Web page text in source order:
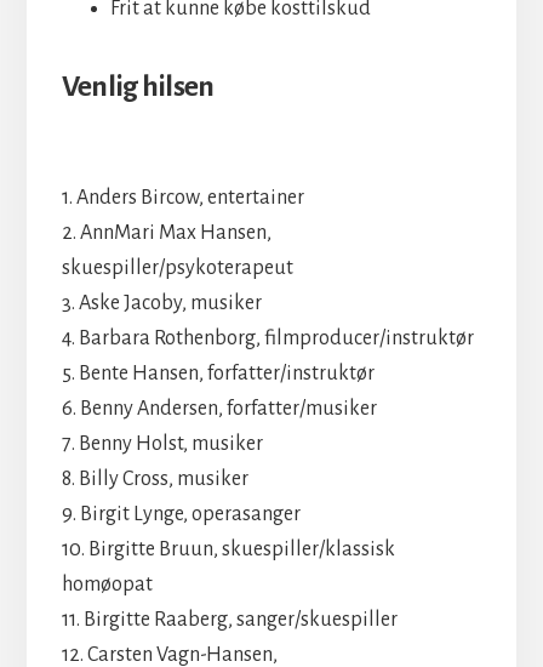
Frit at kunne købe kosttilskud
Venlig hilsen
1. Anders Bircow, entertainer
2. AnnMari Max Hansen,
skuespiller/psykoterapeut
3. Aske Jacoby, musiker
4. Barbara Rothenborg, filmproducer/instruktør
5. Bente Hansen, forfatter/instruktør
6. Benny Andersen, forfatter/musiker
7. Benny Holst, musiker
8. Billy Cross, musiker
9. Birgit Lynge, operasanger
10. Birgitte Bruun, skuespiller/klassisk
homøopat
11. Birgitte Raaberg, sanger/skuespiller
12. Carsten Vagn-Hansen,